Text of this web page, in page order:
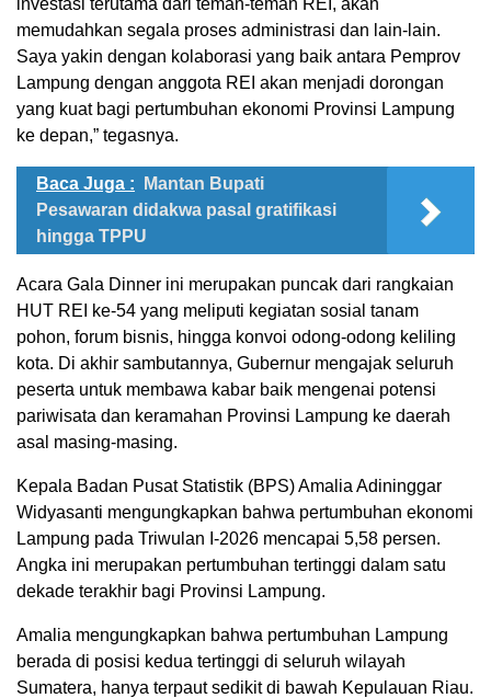
memudahkan segala proses administrasi dan lain-lain.
Saya yakin dengan kolaborasi yang baik antara Pemprov
Lampung dengan anggota REI akan menjadi dorongan
yang kuat bagi pertumbuhan ekonomi Provinsi Lampung
ke depan,” tegasnya.
Baca Juga :
Mantan Bupati
Pesawaran didakwa pasal gratifikasi
hingga TPPU
​Acara Gala Dinner ini merupakan puncak dari rangkaian
HUT REI ke-54 yang meliputi kegiatan sosial tanam
pohon, forum bisnis, hingga konvoi odong-odong keliling
kota. Di akhir sambutannya, Gubernur mengajak seluruh
peserta untuk membawa kabar baik mengenai potensi
pariwisata dan keramahan Provinsi Lampung ke daerah
asal masing-masing.
Kepala Badan Pusat Statistik (BPS) Amalia Adininggar
Widyasanti mengungkapkan bahwa pertumbuhan ekonomi
Lampung pada Triwulan I-2026 mencapai 5,58 persen.
Angka ini merupakan pertumbuhan tertinggi dalam satu
dekade terakhir bagi Provinsi Lampung.
​Amalia mengungkapkan bahwa pertumbuhan Lampung
berada di posisi kedua tertinggi di seluruh wilayah
Sumatera, hanya terpaut sedikit di bawah Kepulauan Riau.